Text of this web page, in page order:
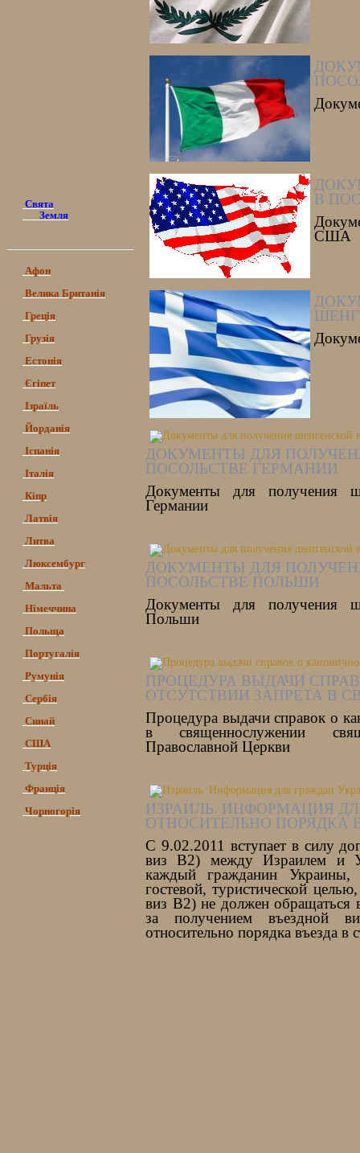
Свята
Земля
Афон
Велика Британія
Греція
Грузія
Естонія
Єгіпет
Ізраїль
Йорданія
Іспанія
Італія
Кіпр
Латвія
Литва
Люксембург
Мальта
Німеччина
Польща
Португалія
Румунія
Сербія
Синай
США
Турція
Франція
Чорногорія
В
США
ДОКУМЕНТЫ ДЛЯ
ПОСОЛЬСТВЕ ГЕРМАНИИ
Документы для получения
Германии
ДОКУМЕНТЫ ДЛЯ
ПОСОЛЬСТВЕ ПОЛЬШИ
Документы для получения
Польши
ПРОЦЕДУРА ВЫДАЧИ
ОТСУТСТВИИ ЗАПРЕТА В
Процедура выдачи справок о
в священнослужении
Православной Церкви
ИЗРАИЛЬ. ИНФОРМАЦИЯ
ОТНОСИТЕЛЬНО ПОРЯДКА
С 9.02.2011 вступает в силу
виз В2) между Израилем и
каждый гражданин
гостевой, туристической
виз В2) не должен обращаться
за получением въездной
относительно порядка въезда в